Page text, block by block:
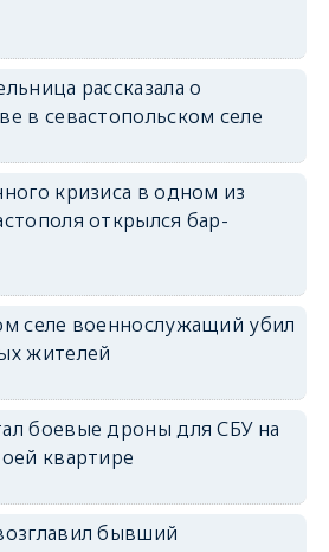
erid: 2SDnjdvhGXG
рассказала о
в севастопольском селе
кризиса в одном из
открылся бар-
селе военнослужащий убил
жителей
боевые дроны для СБУ на
квартире
бывший